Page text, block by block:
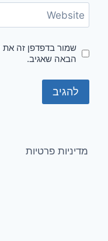
Website
שמור בדפדפן זה
הבאה שאגיב.
מדיניות פרטיות